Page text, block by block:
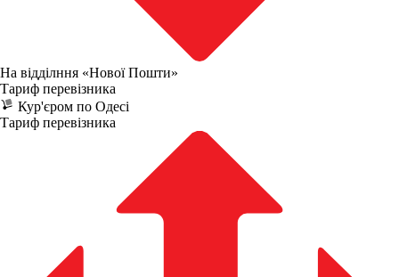
На відділння «Нової Пошти»
Тариф перевізника
Кур'єром по Одесі
Тариф перевізника